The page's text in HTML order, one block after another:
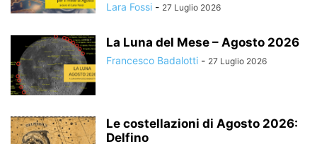
Lara Fossi - 27 Luglio 2026
La Luna del Mese – Agosto 2026
Francesco Badalotti - 27 Luglio 2026
Le costellazioni di Agosto 2026:
Delfino